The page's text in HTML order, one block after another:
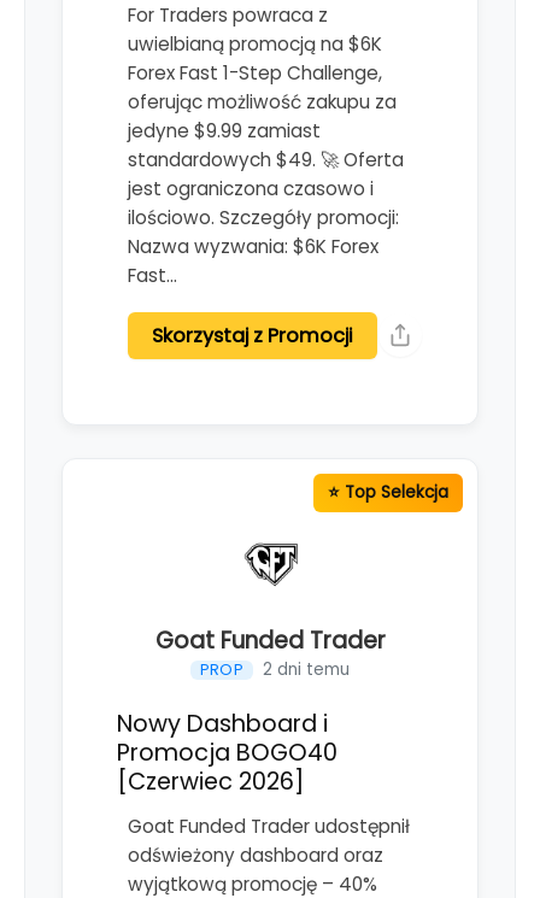
For Traders powraca z
uwielbianą promocją na $6K
Forex Fast 1-Step Challenge,
oferując możliwość zakupu za
jedyne $9.99 zamiast
standardowych $49. 🚀 Oferta
jest ograniczona czasowo i
ilościowo. Szczegóły promocji:
Nazwa wyzwania: $6K Forex
Fast…
Skorzystaj z Promocji
Goat Funded Trader
PROP 2 dni temu
Nowy Dashboard i
Promocja BOGO40
[Czerwiec 2026]
Goat Funded Trader udostępnił
odświeżony dashboard oraz
wyjątkową promocję – 40%